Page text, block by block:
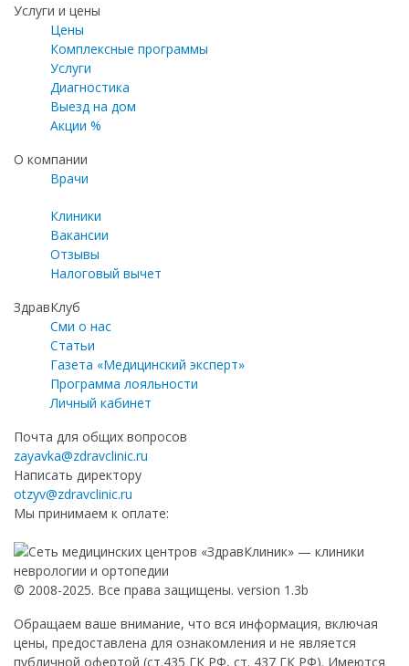
Услуги и цены
Цены
Комплексные программы
Услуги
Диагностика
Выезд на дом
Акции %
О компании
Врачи
Клиники
Вакансии
Отзывы
Налоговый вычет
ЗдравКлуб
Сми о нас
Статьи
Газета «Медицинский эксперт»
Программа лояльности
Личный кабинет
Почта для общих вопросов
zayavka@zdravclinic.ru
Написать директору
otzyv@zdravclinic.ru
Мы принимаем к оплате:
© 2008-2025. Все права защищены. version 1.3b
Обращаем ваше внимание, что вся информация, включая
цены, предоставлена для ознакомления и не является
публичной офертой (ст.435 ГК РФ, ст. 437 ГК РФ). Имеются